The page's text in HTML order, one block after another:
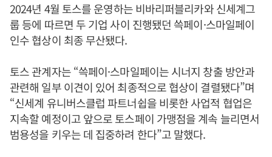
2024년 4월 토스를 운영하는 비바리퍼블리카와 신세계그
룹 등에 따르면 두 기업 사이 진행됐던 쓱페이·스마일페이
인수 협상이 최종 무산됐다.
토스 관계자는 “쓱페이·스마일페이는 시너지 창출 방안과
관련해 일부 이견이 있어 최종적으로 협상이 결렬됐다”며
“신세계 유니버스클럽 파트너쉽을 비롯한 사업적 협업은
지속할 예정이고 앞으로 토스페이 가맹점을 계속 늘리면서
범용성을 키우는 데 집중하려 한다”고 말했다.